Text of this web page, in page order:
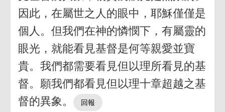
因此，在屬世之人的眼中，耶穌僅僅是
個人。但我們在神的憐憫下，有屬靈的
眼光，就能看見基督是何等親愛並寶
貴。我們都需要看見但以理所看見的基
督。願我們都看見但以理十章超越之基
督的異象。